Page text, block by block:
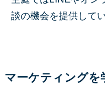
談の機会を提供してい
マーケティングを